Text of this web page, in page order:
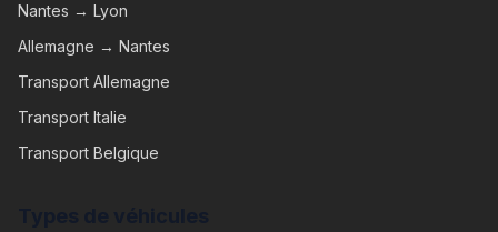
Nantes → Lyon
Allemagne → Nantes
Transport Allemagne
Transport Italie
Transport Belgique